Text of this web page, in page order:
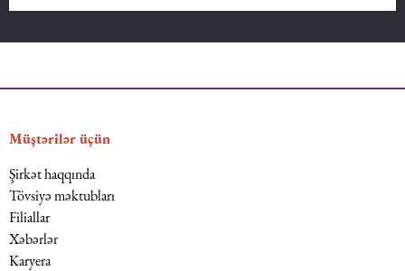
Müştərilər üçün
Şirkət haqqında
Tövsiyə məktubları
Filiallar
Xəbərlər
Karyera